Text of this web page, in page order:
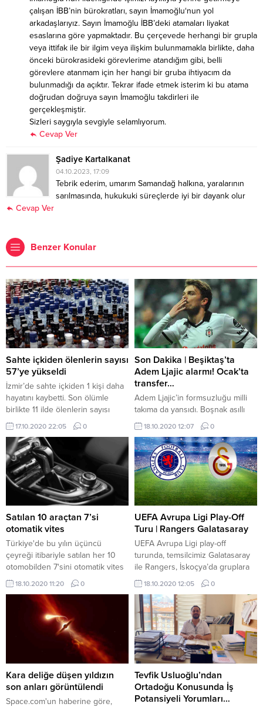
çalışan İBB’nin bürokratları, sayın İmamoğlu‘nun yol
arkadaşlarıyız. Sayın İmamoğlu İBB’deki atamaları liyakat
esaslarına göre yapmaktadır. Bu çerçevede herhangi bir grupla
veya ittifak ile bir ilgim veya ilişkim bulunmamakla birlikte, daha
önceki bürokrasideki görevlerime atandığım gibi, belli
görevlere atanmam için her hangi bir gruba ihtiyacım da
bulunmadığı da açıktır. Tekrar ifade etmek isterim ki bu atama
doğrudan doğruya sayın İmamoğlu takdirleri ile
gerçekleşmiştir.
Sizleri saygıyla sevgiyle selamlıyorum.
Cevap Ver
Şadiye Kartalkanat
04.10.2023, 17:09
Tebrik ederim, umarım Samandağ halkına, yaralarının
sarılmasında, hukukuki süreçlerde iyi bir dayank olur
Cevap Ver
Benzer Konular
Sahte içkiden ölenlerin sayısı
57’ye yükseldi
İzmir’de sahte içkiden 1 kişi daha
hayatını kaybetti. Son ölümle
birlikte 11 ilde ölenlerin sayısı
57’ye yükseldi. 53 yaşındaki
Şenol Yarar isimli vatandaş, 10
Ekim’de metil alkol zehirlenmesi
şüphesiyle Karabağlar ilçesindeki
özel bir hastaneye kaldırıldı. 53
YAŞINDAKİ ADAM HAYATINI
KAYBETTİ Yarar burada yapılan
tüm müdahalelere rağmen
kurtarılamayarak hayatını
kaybetti.YAZI ARASI...
17.10.2020 22:05 0
Son Dakika | Beşiktaş’ta
Adem Ljajic alarmı! Ocak’ta
transfer…
Adem Ljajic’in formsuzluğu milli
takıma da yansıdı. Boşnak asıllı
futbolcu, Sırbistan’ın Macaristan
ile oynadığı maçta ilk yarı
sonunda oyundan alınırken,
Türkiye karşısında forma şansı
bulamadı. Beşiktaş’ın, G.Birliği ile
oynadığı karşılaşmada ise fazla
kilolarıyla objektiflere yansıyan 29
yaşındaki futbolcu, bir an önce
fiziksel açıdan kendisini bulması
adına özel idman programına
tabi...
18.10.2020 12:07 0
Satılan 10 araçtan 7’si
otomatik vites
Türkiye'de bu yılın üçüncü
çeyreği itibariyle satılan her 10
otomobilden 7'sini otomatik vites
araçlar oluşturdu.
18.10.2020 11:20 0
UEFA Avrupa Ligi Play-Off
Turu | Rangers Galatasaray
UEFA Avrupa Ligi play-off
turunda, temsilcimiz Galatasaray
ile Rangers, İskoçya’da gruplara
kalma mücadelesi veriyor. Saat
21.45’te başlayan bu zorlu
mücadele Letonyalı hakem Andris
Treimanis, yönetiyor. Süper Lig’de
geçen sezonu 6. bitiren
Galatasaray, ikinci Trabzonspor’un
Avrupa kupalarından men
edilmesiyle UEFA Avrupa Ligi’ne
2. Eleme Turu’ndan dahil oldu. Bu
organizasyondaki ilk maçında...
18.10.2020 12:05 0
Kara deliğe düşen yıldızın
son anları görüntülendi
Space.com'un haberine göre,
Tevfik Usluoğlu’ndan
Ortadoğu Konusunda İş
Potansiyeli Yorumları…